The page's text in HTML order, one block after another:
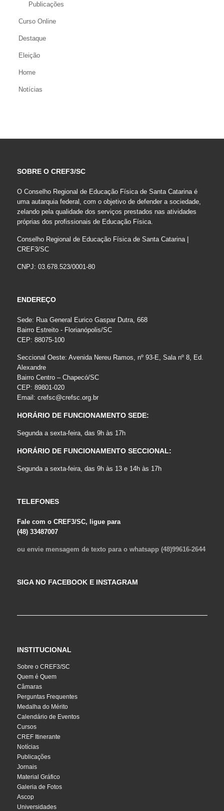
Publicações
Curso Online
Destaque
Eleição
Home
Notícias
SOBRE O CREF3/SC
O Conselho Regional de Educação Física de Santa Catarina é
uma autarquia federal, com o objetivo de defender a sociedade,
zelando pela qualidade dos serviços prestados nas atividades
próprias dos profissionais de Educação Física.
Conselho Regional de Educação Física de Santa Catarina |
CREF3/SC
CNPJ: 03.678.523/0001-80
ENDEREÇO
Sede: Rua General Eurico Gaspar Dutra, 668
Bairro Estreito - Florianópolis/SC
CEP: 88075-100
Seccional Oeste: Avenida Nereu Ramos, nº 93-E, Sala nº 8, Ed.
Alexandre
Bairro Centro – Chapecó/SC
CEP: 89801-020
Email: crefsc@crefsc.org.br
HORÁRIO DE FUNCIONAMENTO SEDE:
Segunda a sexta-feira, das 9h às 17h
HORÁRIO DE FUNCIONAMENTO SECCIONAL:
Segunda a sexta-feira, das 9h às 13 e 14h às 17h
TELEFONES
Fale com o CREF3/SC, ligue para
(48) 33487007
ou envie mensagem de texto para o whatsapp (48)99616-2644
SIGA NO FACEBOOK E INSTAGRAM
INSTITUCIONAL
Sobre o CREF3/SC
Quem é Quem
Câmaras
Perguntas Frequentes
Medalha do Mérito
Calendário de Eventos
Cursos
CREF Itinerante
Notícias
Publicações
Jornais
Material Gráfico
Galeria de Fotos
Ascop
Universidades